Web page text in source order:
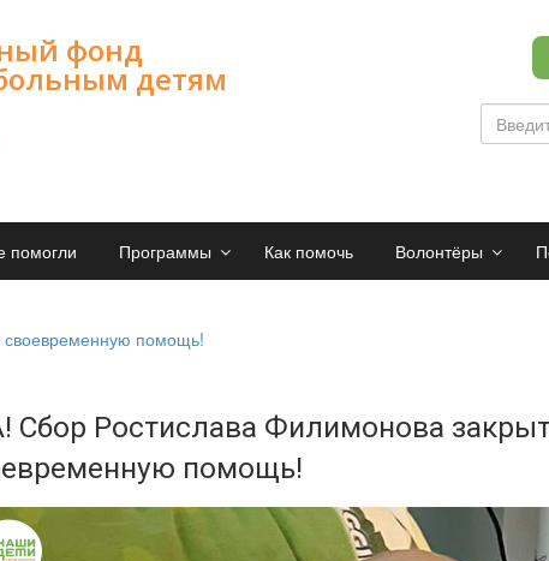
фонд
детям
помогли Программы Как помочь Волонтёры
своевременную помощь!
Сбор Ростислава Филимонова
помощь!